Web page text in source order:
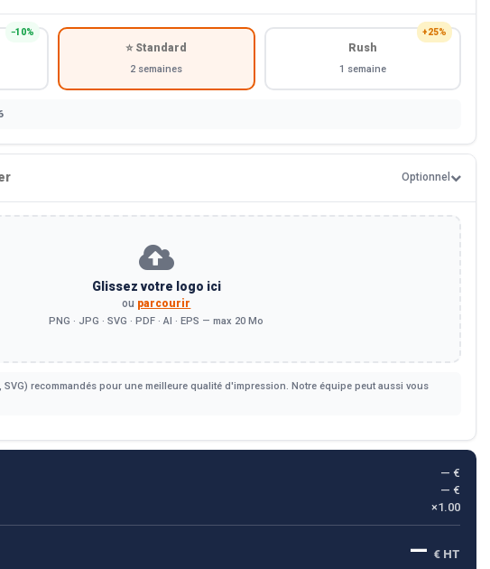
−10%
⭐ Standard
2 semaines
+25%
Rush
1 semaine
Optionnel
Glissez votre logo ici
ou parcourir
PNG · JPG · SVG · PDF · AI · EPS — max 20 Mo
SVG) recommandés pour une meilleure qualité d'impression. Notre équipe peut aussi vous
— €
— €
×1.00
— € HT